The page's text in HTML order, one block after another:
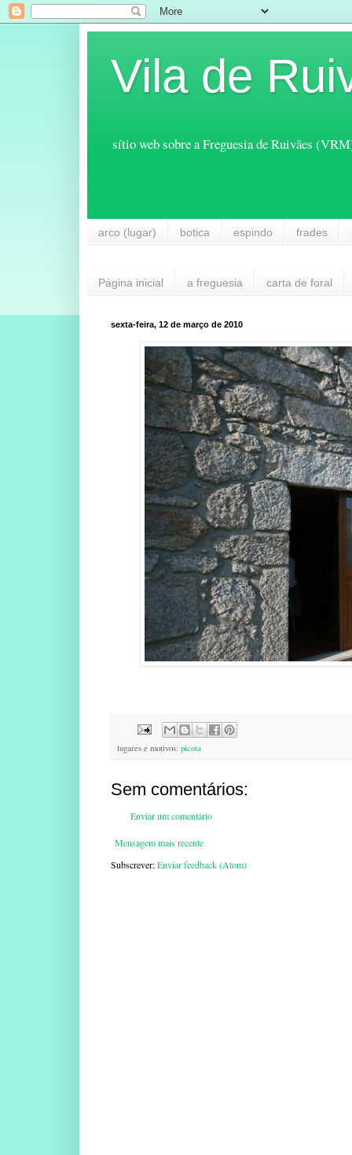
Vila de
sítio web sobre a Freguesia de Ruivães
arco (lugar) botica espindo frades
Página inicial a freguesia carta de foral
sexta-feira, 12 de março de 2010
lugares e motivos: picota
Sem comentários:
Enviar um comentário
Mensagem mais recente
Subscrever:Enviar feedback (Atom)